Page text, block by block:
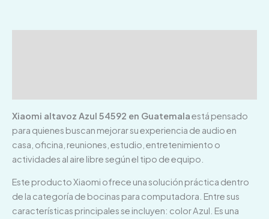
Xiaomi altavoz Azul 54592 en Guatemalaestá pensado
para quienes buscan mejorar su experiencia de audio en
casa, oficina, reuniones, estudio, entretenimiento o
actividades al aire libre según el tipo de equipo.
Este producto Xiaomi ofrece una solución práctica dentro
de la categoría de bocinas para computadora. Entre sus
características principales se incluyen: color Azul. Es una